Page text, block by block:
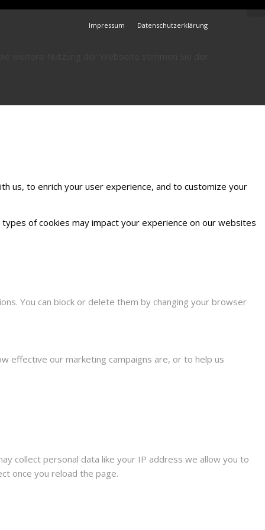
Impressum Datenschutzerklärung
us, to enrich your user experience, and to customize your
of cookies may impact your experience on our websites
You can block or delete them by changing your browser
effective our marketing campaigns are, or to help us
collect personal data like your IP address we allow you to
once you reload the page.